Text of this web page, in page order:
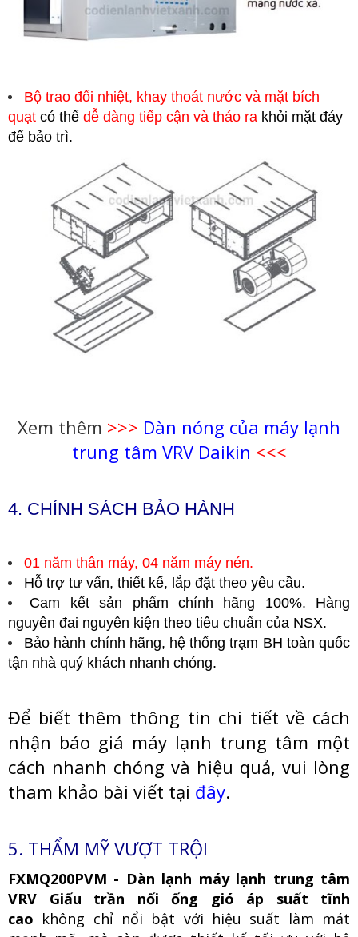
Bộ trao đổi nhiệt, khay thoát nước và mặt bích
quạt có thể dễ dàng tiếp cận và tháo ra khỏi mặt đáy
để bảo trì.
Xem thêm >>> Dàn nóng của máy lạnh
trung tâm VRV Daikin <<<
4. CHÍNH SÁCH BẢO HÀNH
01 năm thân máy, 04 năm máy nén.
Hỗ trợ tư vấn, thiết kế, lắp đặt theo yêu cầu.
Cam kết sản phẩm chính hãng 100%. Hàng
nguyên đai nguyên kiện theo tiêu chuẩn của NSX.
Bảo hành chính hãng, hệ thống trạm BH toàn quốc
tận nhà quý khách nhanh chóng.
Để biết thêm thông tin chi tiết về cách
nhận báo giá máy lạnh trung tâm một
cách nhanh chóng và hiệu quả, vui lòng
tham khảo bài viết tại đây.
5. THẨM MỸ VƯỢT TRỘI
FXMQ200PVM - Dàn lạnh máy lạnh trung tâm
VRV Giấu trần nối ống gió áp suất tĩnh
cao không chỉ nổi bật với hiệu suất làm mát